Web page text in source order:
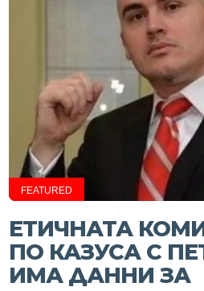
FEATURED
ЕТИЧНАТА
ПО КАЗУСА С
ИМА ДАННИ ЗА